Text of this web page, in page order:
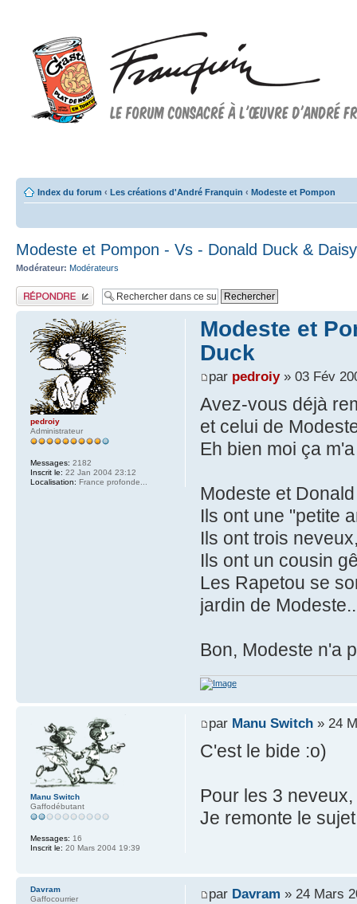
Index du forum ‹ Les créations d'André Franquin ‹ Modeste et Pompon
Modeste et Pompon - Vs - Donald Duck &
Modérateur: Modérateurs
Publier une réponse
Modeste et
Duck
par pedroiy» 03 Fév
Avez-vous déjà
et celui de
Eh bien moi ça
Modeste et
Ils ont une "petite
Ils ont trois
Ils ont un cousin
Les Rapetou se
jardin de
Bon, Modeste n'a
pedroiy
Administrateur
Messages: 2182
Inscrit le: 22 Jan 2004 23:12
Localisation: France profonde...
par Manu Switch» 24
C'est le bide :o)
Pour les 3
Je remonte le
Manu Switch
Gaffodébutant
Messages: 16
Inscrit le: 20 Mars 2004 19:39
par Davram » 24 Mars
Davram
Gaffocourrier